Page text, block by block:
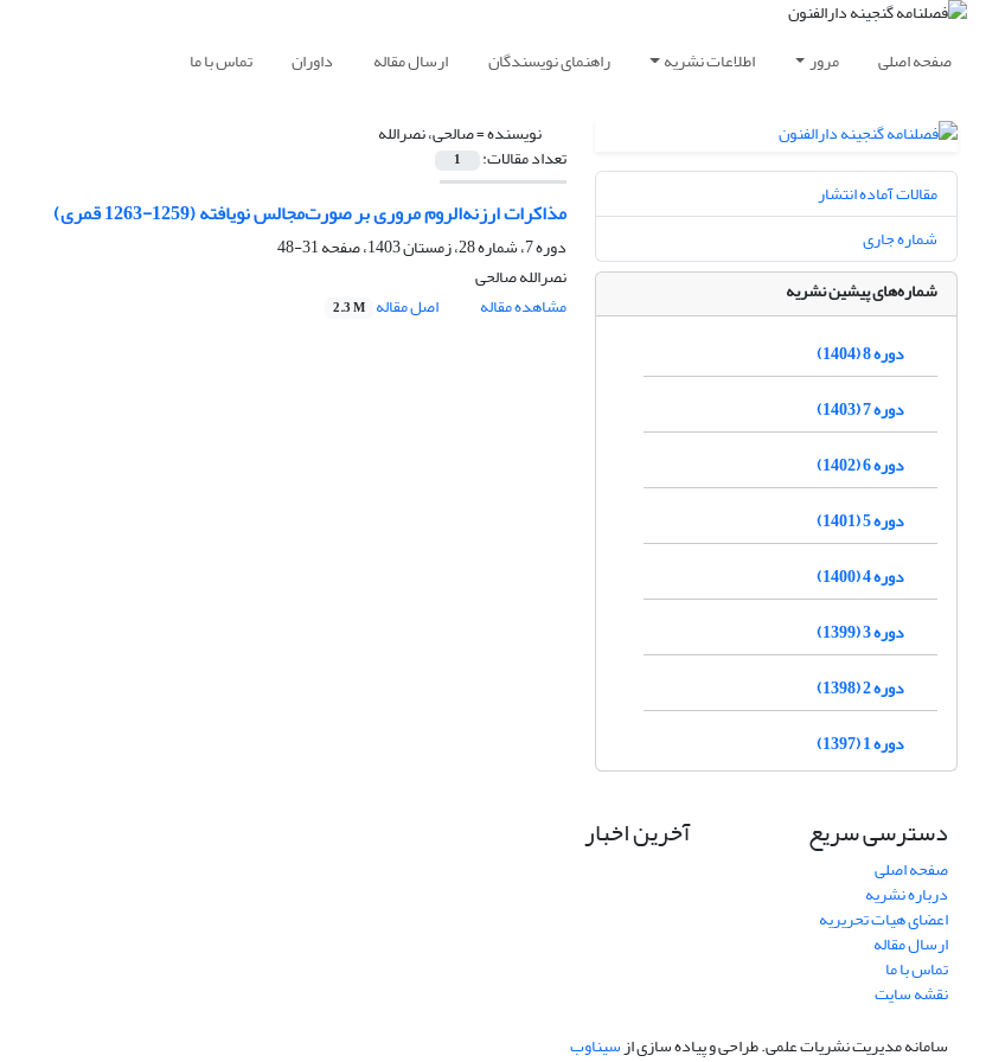
صفحه اصلی مرور اطلاعات نشریه راهنمای نویسندگان ارسال مقاله داوران تماس با ما
نویسنده =صالحی، نصرالله
تعداد مقالات: 1
مذاکرات ارزنه‌الروم مروری بر صورت‌مجالس نویافته (1259-1263 قمری)
دوره 7، شماره 28، زمستان 1403، صفحه
31-48
نصرالله صالحی
مشاهده مقاله
اصل مقاله 2.3 M
مقالات آماده انتشار
شماره جاری
شماره‌های پیشین نشریه
دوره 8 (1404)
دوره 7 (1403)
دوره 6 (1402)
دوره 5 (1401)
دوره 4 (1400)
دوره 3 (1399)
دوره 2 (1398)
دوره 1 (1397)
دسترسی سریع
صفحه اصلی
درباره نشریه
اعضای هیات تحریریه
ارسال مقاله
تماس با ما
نقشه سایت
آخرین اخبار
سامانه مدیریت نشریات علمی.طراحی و پیاده سازی ازسیناوب